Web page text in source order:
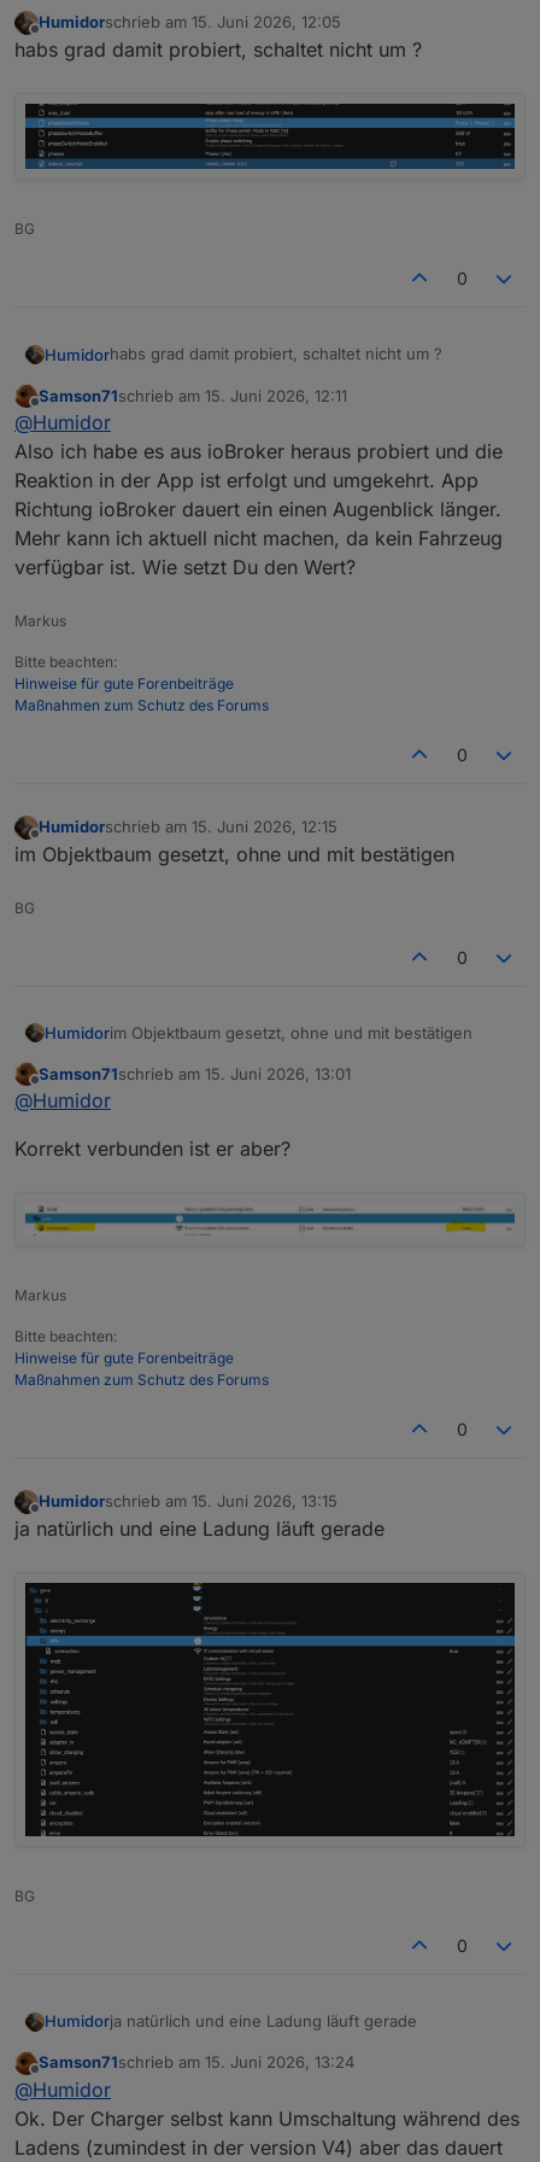
Offline
Humidorschrieb am 15. Juni 2026, 12:05
zuletzt editiert von
habs grad damit probiert, schaltet nicht um ?
BG
0
Humidorhabs grad damit probiert, schaltet nicht um ?
Offline
Samson71schrieb am 15. Juni 2026, 12:11
zuletzt editiert von
@Humidor
Also ich habe es aus ioBroker heraus probiert und die
Reaktion in der App ist erfolgt und umgekehrt. App
Richtung ioBroker dauert ein einen Augenblick länger.
Mehr kann ich aktuell nicht machen, da kein Fahrzeug
verfügbar ist. Wie setzt Du den Wert?
Markus
Bitte beachten:
Hinweise für gute Forenbeiträge
Maßnahmen zum Schutz des Forums
0
Offline
Humidorschrieb am 15. Juni 2026, 12:15
zuletzt editiert von
im Objektbaum gesetzt, ohne und mit bestätigen
BG
0
Humidorim Objektbaum gesetzt, ohne und mit bestätigen
Offline
Samson71schrieb am 15. Juni 2026, 13:01
zuletzt editiert von
@Humidor
Korrekt verbunden ist er aber?
Markus
Bitte beachten:
Hinweise für gute Forenbeiträge
Maßnahmen zum Schutz des Forums
0
Offline
Humidorschrieb am 15. Juni 2026, 13:15
zuletzt editiert von
ja natürlich und eine Ladung läuft gerade
BG
0
Humidorja natürlich und eine Ladung läuft gerade
Offline
Samson71schrieb am 15. Juni 2026, 13:24
zuletzt editiert von
@Humidor
Ok. Der Charger selbst kann Umschaltung während des
Ladens (zumindest in der version V4) aber das dauert